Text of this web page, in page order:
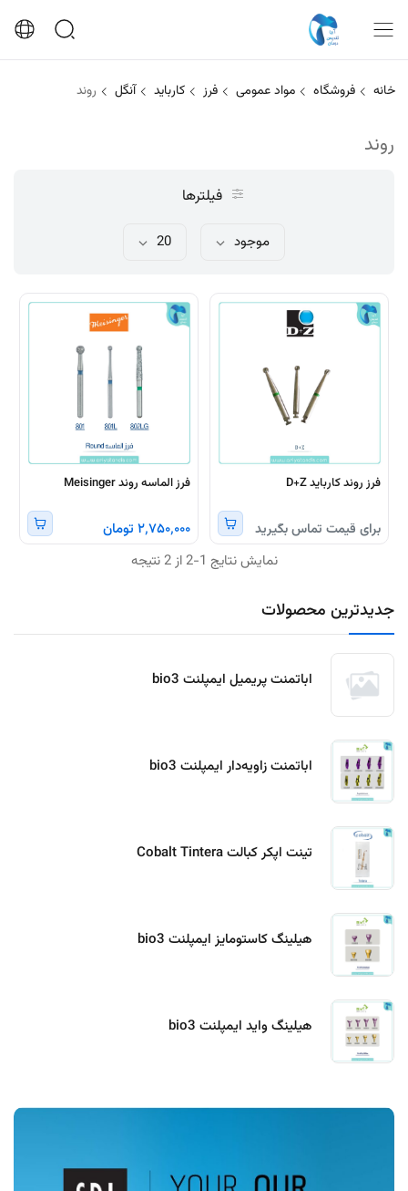
خانه فروشگاه مواد عمومی فرز کارباید آنگل روند
جدیدترین محصولات
اباتمنت پریمیل ایمپلنت bio3
اباتمنت زاویه‌دار ایمپلنت bio3
تینت اپکر کبالت Cobalt Tintera
هیلینگ کاستومایز ایمپلنت bio3
هیلینگ واید ایمپلنت bio3
روند
فیلترها
موجود 20
فرز روند کارباید D+Z
برای قیمت تماس بگیرید
فرز الماسه روند Meisinger
۲٬۷۵۰٬۰۰۰ تومان
نمایش نتایج 1-2 از 2 نتیجه